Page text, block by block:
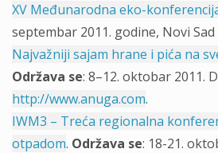
XV Međunarodna eko-
septembar 2011. godine, Novi Sad
Najvažniji sajam hrane i pića na
Održava se: 8–12. oktobar 2011.
http://www.anuga.com.
IWM3 – Treća regionalna
otpadom. Održava se: 18-21.